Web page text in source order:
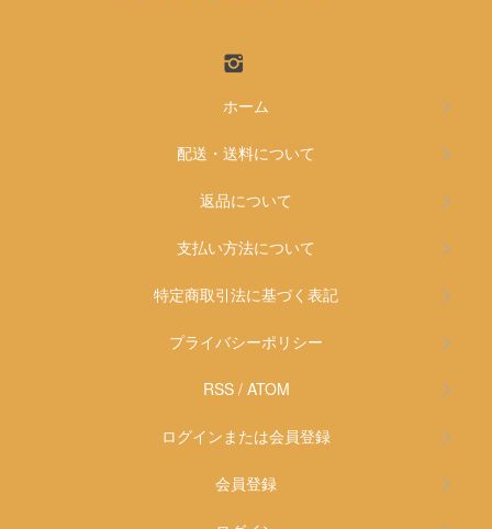
ホーム
配送・送料について
返品について
支払い方法について
特定商取引法に基づく表記
プライバシーポリシー
RSS/ ATOM
ログインまたは会員登録
会員登録